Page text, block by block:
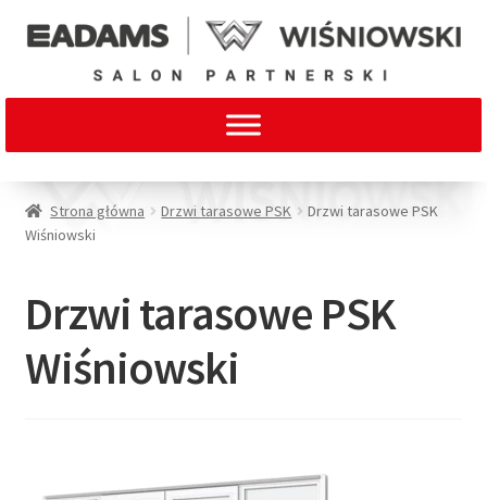
Strona główna Drzwi tarasowe PSK
Drzwi tarasowe PSK
Wiśniowski
Drzwi tarasowe PSK
Wiśniowski